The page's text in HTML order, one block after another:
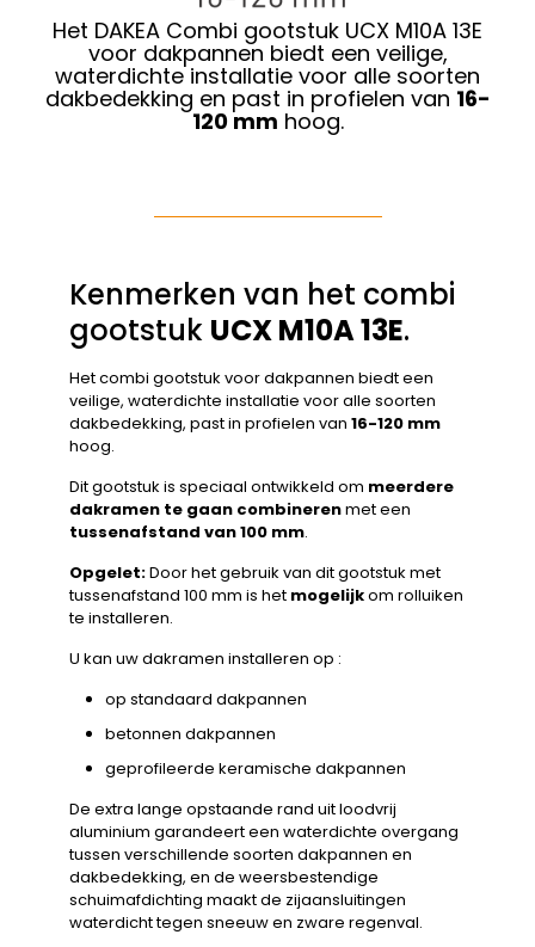
Het DAKEA Combi gootstuk UCX M10A 13E
voor dakpannen biedt een veilige,
waterdichte installatie voor alle soorten
dakbedekking en past in profielen van 16-
120 mm hoog.
Kenmerken van het combi
gootstuk UCX M10A 13E.
Het combi gootstuk voor dakpannen biedt een
veilige, waterdichte installatie voor alle soorten
dakbedekking, past in profielen van 16-120 mm
hoog.
Dit gootstuk is speciaal ontwikkeld om meerdere
dakramen te gaan combinerenmet een
tussenafstand van 100 mm.
Opgelet:Door het gebruik van dit gootstuk met
tussenafstand 100 mm is het mogelijkom rolluiken
te installeren.
U kan uw dakramen installeren op :
op standaard dakpannen
betonnen dakpannen
geprofileerde keramische dakpannen
De extra lange opstaande rand uit loodvrij
aluminium garandeert een waterdichte overgang
tussen verschillende soorten dakpannen en
dakbedekking, en de weersbestendige
schuimafdichting maakt de zijaansluitingen
waterdicht tegen sneeuw en zware regenval.